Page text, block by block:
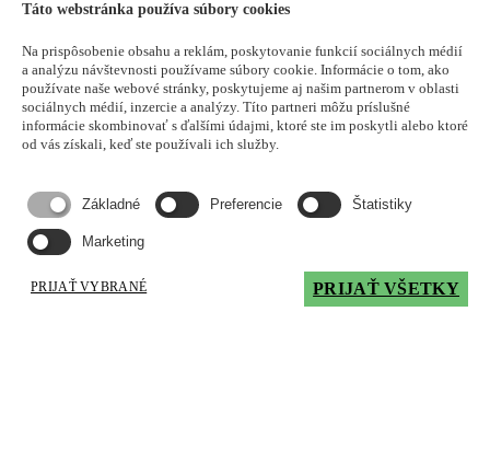
aplikačných technikov
Každej zmene maziva by mala predchádzať odborná konzultácia o
príslušnej aplikácii. Iba potom je možné zvoliť optimálne mazivo a
optimálny mazací systém.
Kontaktujte nás, aby sme vám poradili, aké mazivo je vhodné pre
môžeme ponúknuť.
Mám záujem o produkt
Email
Táto webstránka používa súbory cookies
Na prispôsobenie obsahu a reklám, poskytovanie funkcií sociálnych médií
a analýzu návštevnosti používame súbory cookie. Informácie o tom, ako
používate naše webové stránky, poskytujeme aj našim partnerom v oblasti
sociálnych médií, inzercie a analýzy. Títo partneri môžu príslušné
informácie skombinovať s ďalšími údajmi, ktoré ste im poskytli alebo ktoré
od vás získali, keď ste používali ich služby.
Základné Preferencie Štatistiky
Marketing
PRIJAŤ VYBRANÉ PRIJAŤ VŠETKY